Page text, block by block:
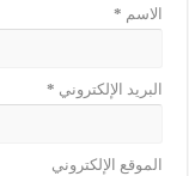
الاسم *
البريد الإلكتروني *
الموقع الإلكتروني